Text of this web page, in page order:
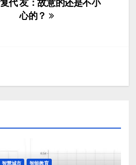
心的？
智慧城市 智能教育